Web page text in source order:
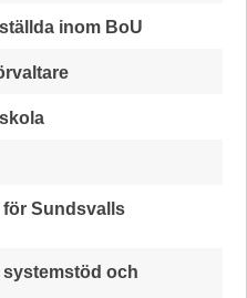
inom BoU
för Sundsvalls
och